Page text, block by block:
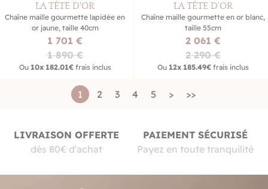
LA TÊTE D'OR
Chaîne maille gourmette lapidée en
or jaune, taille 40cm
1 701 €
1 890 €
Ou 10x 182.01€frais inclus
LA TÊTE D'OR
Chaîne maille gourmette en or blanc,
taille 55cm
2 061 €
2 290 €
Ou 12x 185.49€frais inclus
1 2 3 4 5 > >>
LIVRAISON OFFERTE
dès 80€ d'achat
PAIEMENT SÉCURISÉ
Payez en toute tranquilité